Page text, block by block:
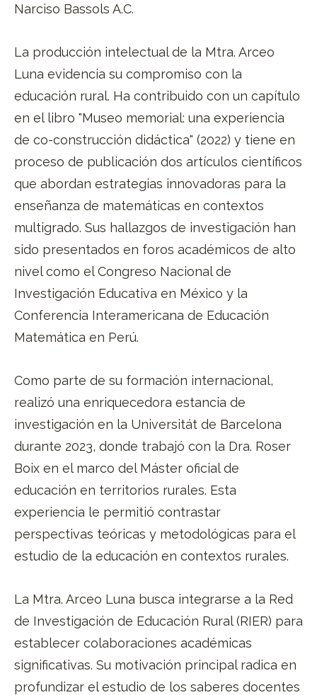
Narciso Bassols A.C.
La producción intelectual de la Mtra. Arceo
Luna evidencia su compromiso con la
educación rural. Ha contribuido con un capítulo
en el libro "Museo memorial: una experiencia
de co-construcción didáctica" (2022) y tiene en
proceso de publicación dos artículos científicos
que abordan estrategias innovadoras para la
enseñanza de matemáticas en contextos
multigrado. Sus hallazgos de investigación han
sido presentados en foros académicos de alto
nivel como el Congreso Nacional de
Investigación Educativa en México y la
Conferencia Interamericana de Educación
Matemática en Perú.
Como parte de su formación internacional,
realizó una enriquecedora estancia de
investigación en la Universitát de Barcelona
durante 2023, donde trabajó con la Dra. Roser
Boix en el marco del Máster oficial de
educación en territorios rurales. Esta
experiencia le permitió contrastar
perspectivas teóricas y metodológicas para el
estudio de la educación en contextos rurales.
La Mtra. Arceo Luna busca integrarse a la Red
de Investigación de Educación Rural (RIER) para
establecer colaboraciones académicas
significativas. Su motivación principal radica en
profundizar el estudio de los saberes docentes